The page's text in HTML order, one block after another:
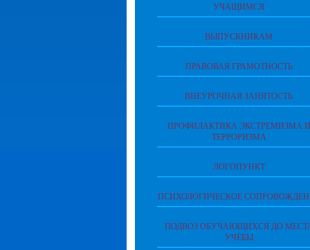
УЧАЩИМСЯ
ВЫПУСКНИКАМ
ПРАВОВАЯ ГРАМОТНОСТЬ
ВНЕУРОЧНАЯ ЗАНЯТОСТЬ
ПРОФИЛАКТИКА ЭКСТРЕМИЗМА И
ТЕРРОРИЗМА
ЛОГОПУНКТ
ПСИХОЛОГИЧЕСКОЕ
ПОДВОЗ ОБУЧАЮЩИХСЯ ДО
УЧЁБЫ